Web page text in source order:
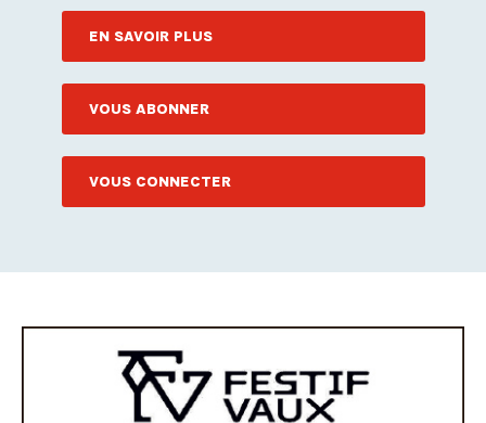
EN SAVOIR PLUS
VOUS ABONNER
VOUS CONNECTER